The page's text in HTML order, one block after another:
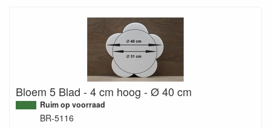
Bloem 5 Blad - 4 cm hoog - Ø 40 cm
Ruim op voorraad
BR-5116